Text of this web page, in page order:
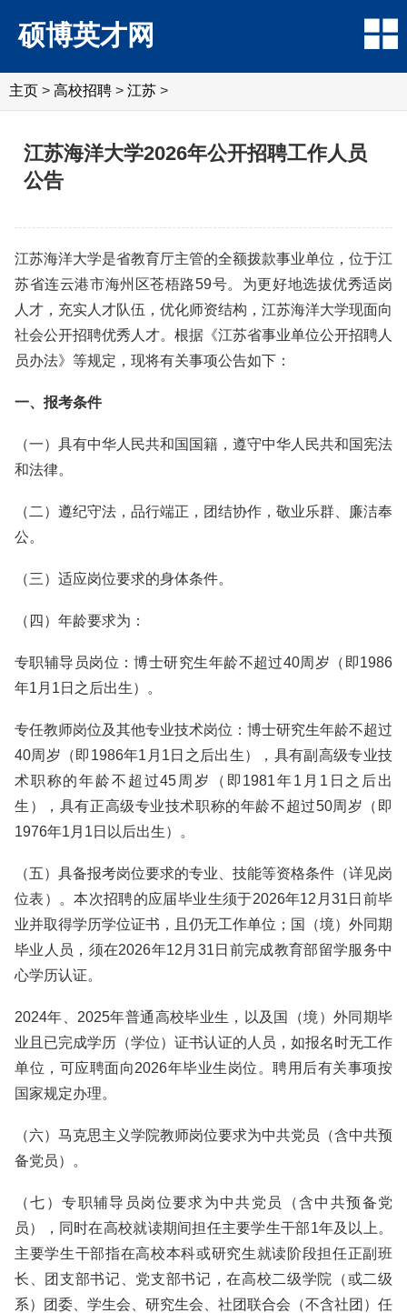
硕博英才网
主页 > 高校招聘 > 江苏 >
江苏海洋大学2026年公开招聘工作人员
公告
江苏海洋大学是省教育厅主管的全额拨款事业单位，位于江
苏省连云港市海州区苍梧路59号。为更好地选拔优秀适岗
人才，充实人才队伍，优化师资结构，江苏海洋大学现面向
社会公开招聘优秀人才。根据《江苏省事业单位公开招聘人
员办法》等规定，现将有关事项公告如下：
一、报考条件
（一）具有中华人民共和国国籍，遵守中华人民共和国宪法
和法律。
（二）遵纪守法，品行端正，团结协作，敬业乐群、廉洁奉
公。
（三）适应岗位要求的身体条件。
（四）年龄要求为：
专职辅导员岗位：博士研究生年龄不超过40周岁（即1986
年1月1日之后出生）。
专任教师岗位及其他专业技术岗位：博士研究生年龄不超过
40周岁（即1986年1月1日之后出生），具有副高级专业技
术职称的年龄不超过45周岁（即1981年1月1日之后出
生），具有正高级专业技术职称的年龄不超过50周岁（即
1976年1月1日以后出生）。
（五）具备报考岗位要求的专业、技能等资格条件（详见岗
位表）。本次招聘的应届毕业生须于2026年12月31日前毕
业并取得学历学位证书，且仍无工作单位；国（境）外同期
毕业人员，须在2026年12月31日前完成教育部留学服务中
心学历认证。
2024年、2025年普通高校毕业生，以及国（境）外同期毕
业且已完成学历（学位）证书认证的人员，如报名时无工作
单位，可应聘面向2026年毕业生岗位。聘用后有关事项按
国家规定办理。
（六）马克思主义学院教师岗位要求为中共党员（含中共预
备党员）。
（七）专职辅导员岗位要求为中共党员（含中共预备党
员），同时在高校就读期间担任主要学生干部1年及以上。
主要学生干部指在高校本科或研究生就读阶段担任正副班
长、团支部书记、党支部书记，在高校二级学院（或二级
系）团委、学生会、研究生会、社团联合会（不含社团）任